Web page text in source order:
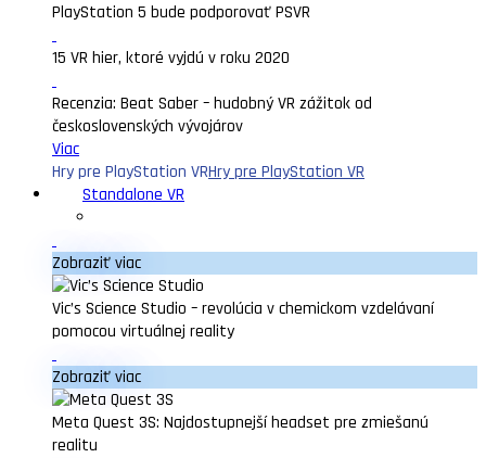
PlayStation 5 bude podporovať PSVR
15 VR hier, ktoré vyjdú v roku 2020
Recenzia: Beat Saber – hudobný VR zážitok od
československých vývojárov
Viac
Hry pre PlayStation VRHry pre PlayStation VR
Standalone VR
Zobraziť viac
Vic’s Science Studio – revolúcia v chemickom vzdelávaní
pomocou virtuálnej reality
Zobraziť viac
Meta Quest 3S: Najdostupnejší headset pre zmiešanú
realitu